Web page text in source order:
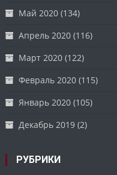
Май 2020 (134)
Апрель 2020 (116)
Март 2020 (122)
Февраль 2020 (115)
Январь 2020 (105)
Декабрь 2019 (2)
РУБРИКИ